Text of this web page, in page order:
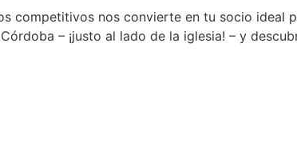
competitivos nos convierte en tu socio ideal
– ¡justo al lado de la iglesia! – y